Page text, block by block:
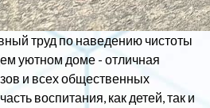
труд по наведению чистоты
уютном доме - отличная
и всех общественных
воспитания, как детей, так и